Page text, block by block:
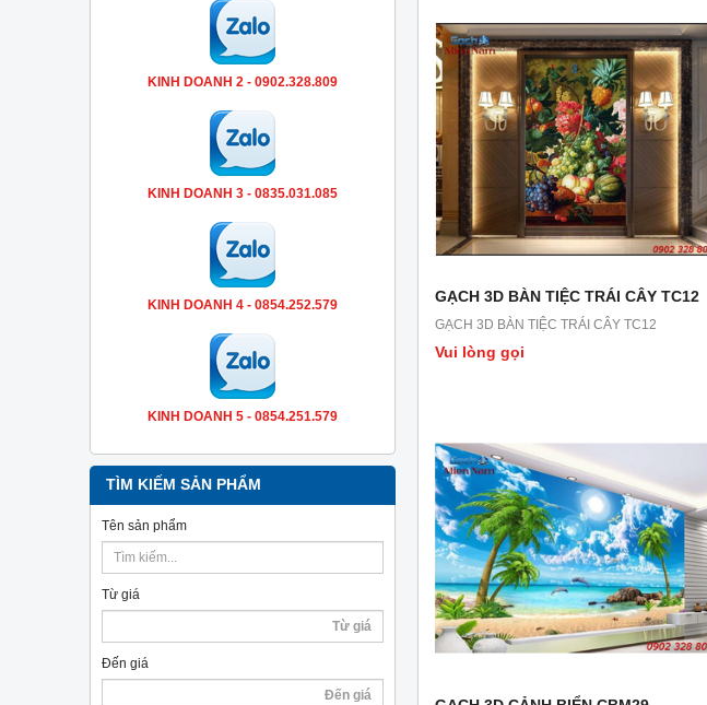
KINH DOANH 2 - 0902.328.809
KINH DOANH 3 - 0835.031.085
KINH DOANH 4 - 0854.252.579
KINH DOANH 5 - 0854.251.579
TÌM KIẾM SẢN PHẨM
Tên sản phẩm
Từ giá
Đến giá
GẠCH 3D BÀN TIỆC TRÁI CÂY TC12
GẠCH 3D BÀN TIỆC TRÁI CÂY TC12
Vui lòng gọi